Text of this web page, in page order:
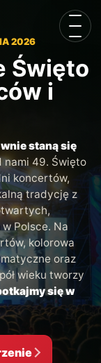
2026
Święto
i
staną się
nami 49. Święto
koncertów,
tradycję z
Polsce. Na
kolorowa
oraz
wieku tworzy
się w